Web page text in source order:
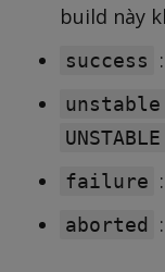
build này
success
unstable
UNSTABLE
failure
aborted